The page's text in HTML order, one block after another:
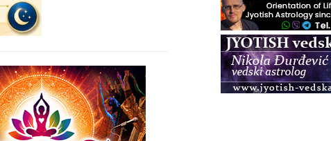
Radionica: Pomagači
otvoreno za sve
21.08.
Zagreb+Online
Osnovni
22.08.
Pula